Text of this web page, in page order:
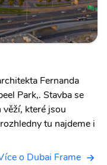
Fernanda
Park,. Stavba se
které jsou
tu najdeme i
o Dubai Frame